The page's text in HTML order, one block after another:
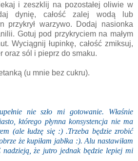
i zeszklij na pozostałej oliwie w
dynię, całość zalej wodą lub
przykrył warzywo. Dodaj nasionka
Gotuj pod przykryciem na małym
Wyciągnij łupinkę, całość zmiksuj,
oraz sól i pieprz do smaku.
(u mnie bez cukru).
nie szło mi gotowanie. Właśnie
którego płynna konsystencja nie ma
(ale łudzę się :) .Trzeba będzie zrobić
że kupiłam jabłka :). Alu nastawiłam
że jutro jednak będzie lepiej mi